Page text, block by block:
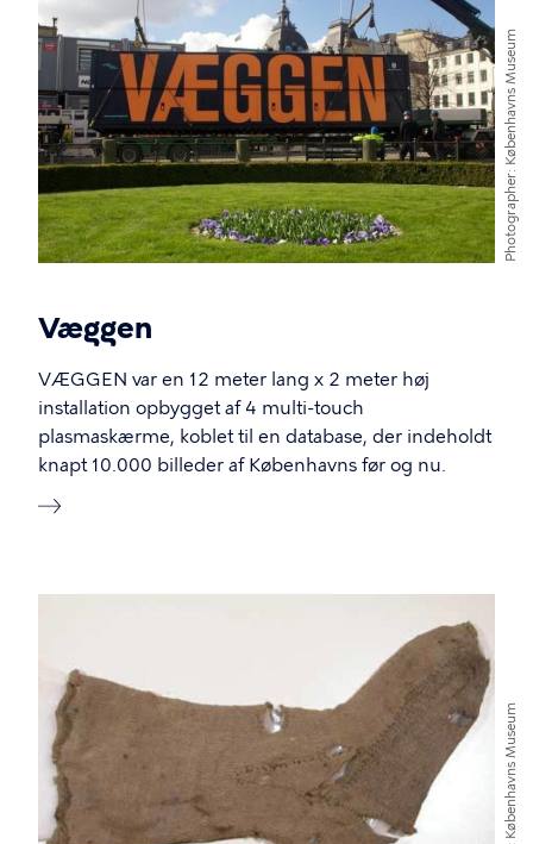
Photographer
Københavns Museum
Væggen
VÆGGEN var en 12 meter lang x 2 meter høj
installation opbygget af 4 multi-touch
plasmaskærme, koblet til en database, der indeholdt
knapt 10.000 billeder af Københavns før og nu.
Københavns Museum